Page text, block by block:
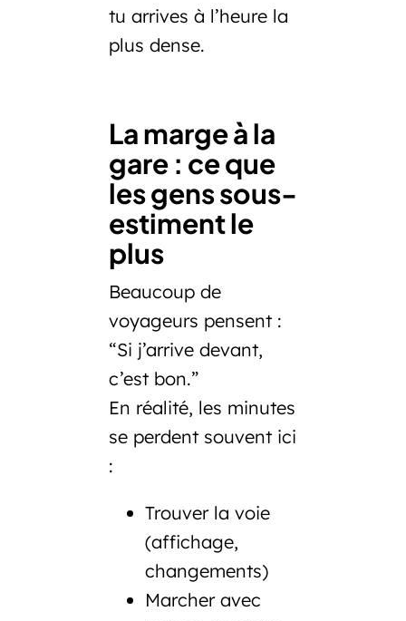
tu arrives à l’heure la
plus dense.
La marge à la
gare : ce que
les gens sous-
estiment le
plus
Beaucoup de
voyageurs pensent :
“Si j’arrive devant,
c’est bon.”
En réalité, les minutes
se perdent souvent ici
:
Trouver la voie
(affichage,
changements)
Marcher avec